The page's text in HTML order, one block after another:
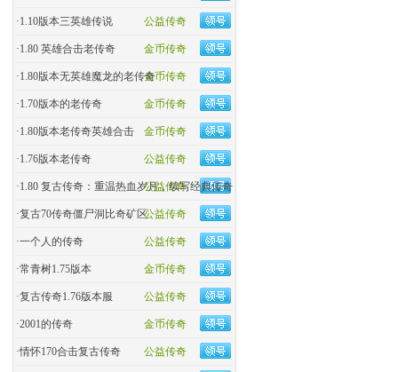
公益传奇
·1.10版本三英雄传说
金币传奇
·1.80 英雄合击老传奇
金币传奇
·1.80版本无英雄魔龙的老传奇
金币传奇
·1.70版本的老传奇
金币传奇
·1.80版本老传奇英雄合击
公益传奇
·1.76版本老传奇
公益传奇
·1.80 复古传奇：重温热血岁月，续写经典传奇
公益传奇
·复古70传奇僵尸洞比奇矿区
公益传奇
·一个人的传奇
金币传奇
·常青树1.75版本
公益传奇
·复古传奇1.76版本服
金币传奇
·2001的传奇
公益传奇
·情怀170合击复古传奇